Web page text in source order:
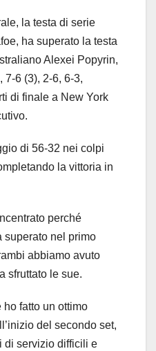
la testa di serie
ha superato la testa
Alexei Popyrin,
7-6 (3), 2-6, 6-3,
di finale a New York
di 56-32 nei colpi
la vittoria in
perché
superato nel primo
abbiamo avuto
sfruttato le sue.
ho fatto un ottimo
del secondo set,
di servizio difficili e